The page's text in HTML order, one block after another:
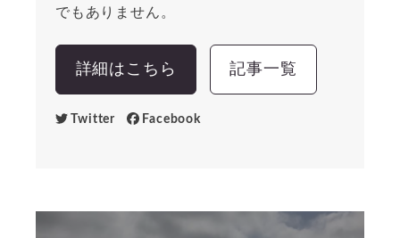
でもありません。
詳細はこちら 記事一覧
Twitter Facebook